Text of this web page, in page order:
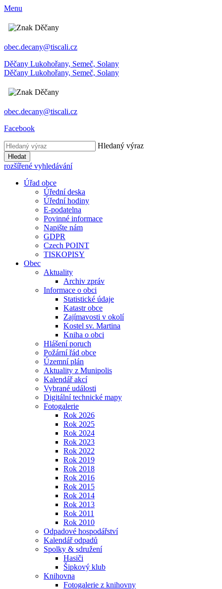
Menu
obec.decany@tiscali.cz
Děčany Lukohořany, Semeč, Solany
Děčany Lukohořany, Semeč, Solany
obec.decany@tiscali.cz
Facebook
Hledaný výraz
Hledat
rozšířené vyhledávání
Úřad obce
Úřední deska
Úřední hodiny
E-podatelna
Povinné informace
Napište nám
GDPR
Czech POINT
TISKOPISY
Obec
Aktuality
Archiv zpráv
Informace o obci
Statistické údaje
Katastr obce
Zajímavosti v okolí
Kostel sv. Martina
Kniha o obci
Hlášení poruch
Požární řád obce
Územní plán
Aktuality z Munipolis
Kalendář akcí
Vybrané události
Digitální technické mapy
Fotogalerie
Rok 2026
Rok 2025
Rok 2024
Rok 2023
Rok 2022
Rok 2019
Rok 2018
Rok 2016
Rok 2015
Rok 2014
Rok 2013
Rok 2011
Rok 2010
Odpadové hospodářství
Kalendář odpadů
Spolky & sdružení
Hasiči
Šipkový klub
Knihovna
Fotogalerie z knihovny